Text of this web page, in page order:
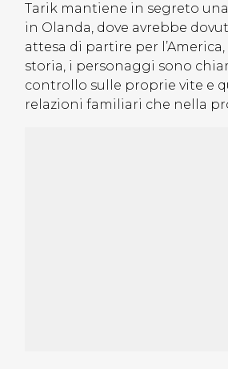
Tarik mantiene in segreto una
in Olanda, dove avrebbe
attesa di partire per
storia, i personaggi sono
controllo sulle proprie vite e
relazioni familiari che nella